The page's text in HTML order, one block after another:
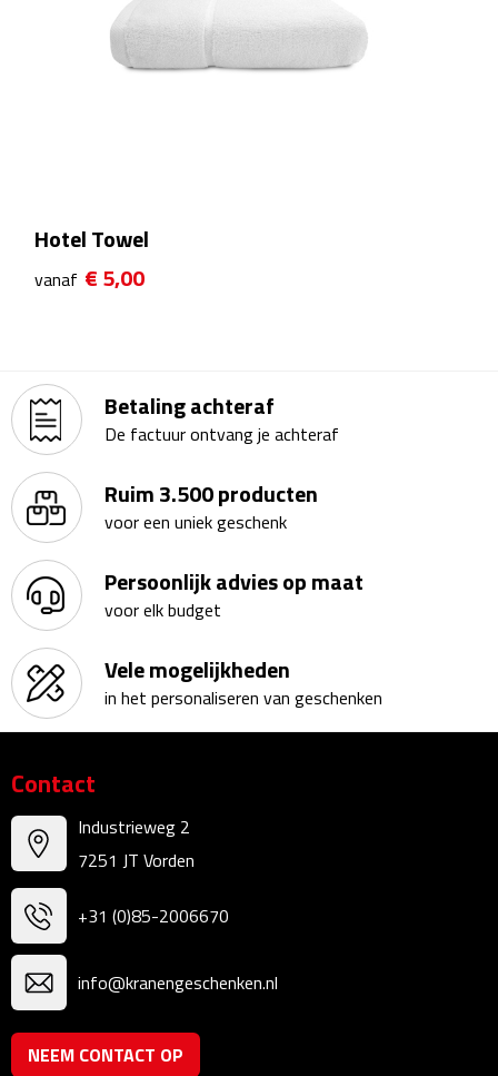
Koffieglazen
Kopjes
Mokken
Thermossets
Kantoor & Zakelijk
Agenda's & Kalenders
Agenda's
Kalenders
Beurs & Evenementen
Banners
Barmatten
Naambadges & naamkaarthouders
Stickers
Visitekaartjes
Vlaggen
Bureau Toebehoren
Hotel Towel
vanaf € 5,00
Betaling achteraf
De factuur ontvang je achteraf
Ruim 3.500 producten
voor een uniek geschenk
Persoonlijk advies op maat
voor elk budget
Vele mogelijkheden
in het personaliseren van geschenken
Contact
Industrieweg 2
7251 JT Vorden
+31 (0)85-2006670
info@kranengeschenken.nl
NEEM CONTACT OP